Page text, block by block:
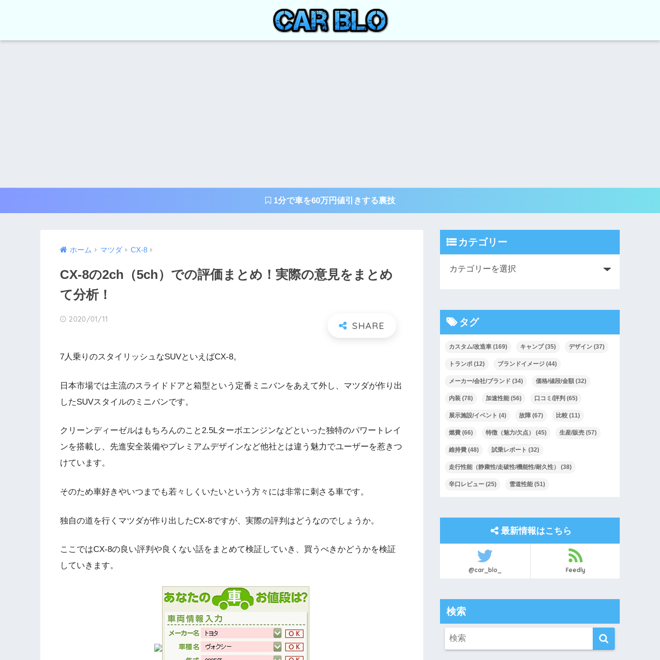
1分で車を60万円値引きする裏技
ホーム マツダ CX-8
CX-8の2ch（5ch）での評価まとめ！実際の意見をまとめ
て分析！
2020/01/11
7人乗りのスタイリッシュなSUVといえばCX-8。
日本市場では主流のスライドドアと箱型という定番ミニバンをあえて外し、マツダが作り出
したSUVスタイルのミニバンです。
クリーンディーゼルはもちろんのこと2.5Lターボエンジンなどといった独特のパワートレイ
ンを搭載し、先進安全装備やプレミアムデザインなど他社とは違う魅力でユーザーを惹きつ
けています。
そのため車好きやいつまでも若々しくいたいという方々には非常に刺さる車です。
独自の道を行くマツダが作り出したCX-8ですが、実際の評判はどうなのでしょうか。
ここではCX-8の良い評判や良くない話をまとめて検証していき、買うべきかどうかを検証
していきます。
カテゴリー
タグ
カスタム/改造車 (169) キャンプ(35) デザイン (37)
トランポ (12) ブランドイメージ (44)
メーカー/会社/ブランド (34) 価格/値段/金額 (32)
内装 (78) 加速性能 (56) 口コミ/評判 (65)
展示施設/イベント (4) 故障 (67) 比較 (11)
燃費 (66) 特徴（魅力/欠点） (45) 生産/販売 (57)
維持費 (48) 試乗レポート (32)
走行性能（静粛性/走破性/機能性/耐久性） (38)
辛口レビュー (25) 雪道性能 (51)
最新情報はこちら
@car_blo_ Feedly
検索